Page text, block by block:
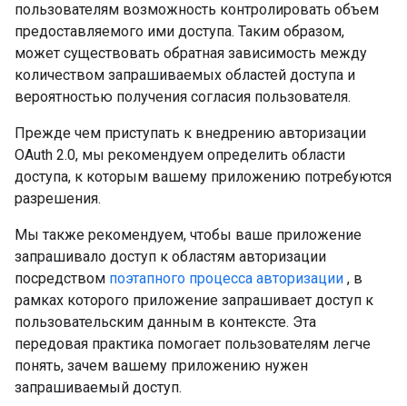
пользователям возможность контролировать объем
предоставляемого ими доступа. Таким образом,
может существовать обратная зависимость между
количеством запрашиваемых областей доступа и
вероятностью получения согласия пользователя.
Прежде чем приступать к внедрению авторизации
OAuth 2.0, мы рекомендуем определить области
доступа, к которым вашему приложению потребуются
разрешения.
Мы также рекомендуем, чтобы ваше приложение
запрашивало доступ к областям авторизации
посредством поэтапного процесса авторизации , в
рамках которого приложение запрашивает доступ к
пользовательским данным в контексте. Эта
передовая практика помогает пользователям легче
понять, зачем вашему приложению нужен
запрашиваемый доступ.